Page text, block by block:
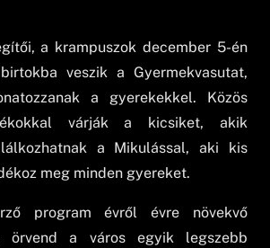
a krampuszok december 5-én
veszik a Gyermekvasutat,
a gyerekekkel. Közös
várják a kicsiket, akik
a Mikulással, aki kis
meg minden gyereket.
program évről évre növekvő
örvend a város egyik legszebb